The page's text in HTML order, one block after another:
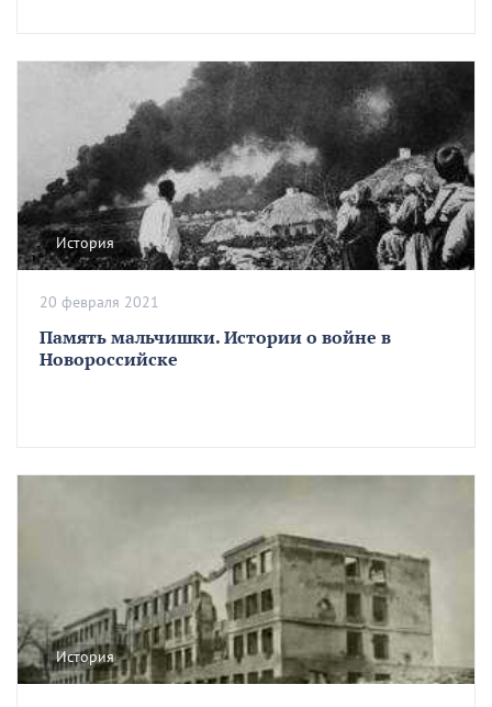
История
Память мальчишки. Истории о войне в
Новороссийске
20 февраля 2021
История